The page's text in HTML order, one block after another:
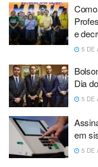
e
5 DE
Dia
5 DE
em
5 DE